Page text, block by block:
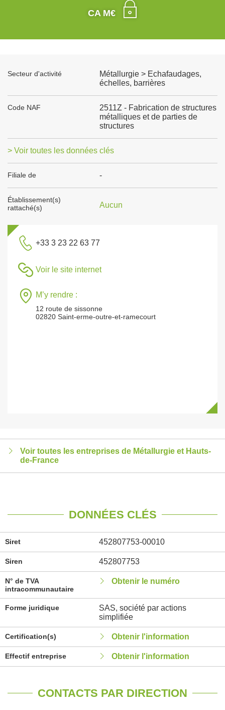
CA M€
Secteur d'activité
Métallurgie > Echafaudages,
échelles, barrières
Code NAF
2511Z - Fabrication de structures
métalliques et de parties de
structures
> Voir toutes les données clés
Filiale de -
Établissement(s)
rattaché(s)
Aucun
+33 3 23 22 63 77
Voir le site internet
M’y rendre :
12 route de sissonne
02820 Saint-erme-outre-et-ramecourt
Voir toutes les entreprises de Métallurgie et Hauts-
de-France
DONNÉES CLÉS
Siret 452807753-00010
Siren 452807753
N° de TVA
intracommunautaire
Obtenir le numéro
Forme juridique
SAS, société par actions
simplifiée
Certification(s) Obtenir l'information
Effectif entreprise Obtenir l'information
CONTACTS PAR DIRECTION